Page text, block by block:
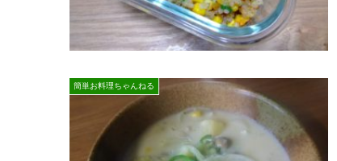
簡単お料理ちゃんねる